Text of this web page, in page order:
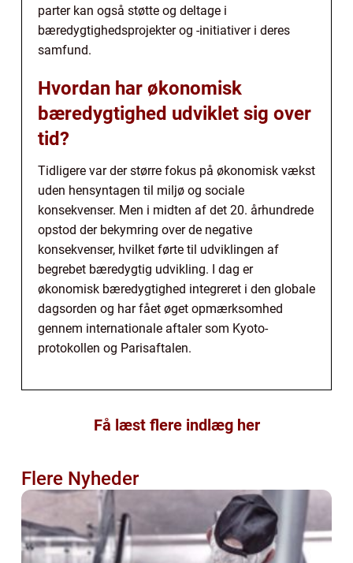
parter kan også støtte og deltage i
bæredygtighedsprojekter og -initiativer i deres
samfund.
Hvordan har økonomisk
bæredygtighed udviklet sig over
tid?
Tidligere var der større fokus på økonomisk vækst
uden hensyntagen til miljø og sociale
konsekvenser. Men i midten af det 20. århundrede
opstod der bekymring over de negative
konsekvenser, hvilket førte til udviklingen af
begrebet bæredygtig udvikling. I dag er
økonomisk bæredygtighed integreret i den globale
dagsorden og har fået øget opmærksomhed
gennem internationale aftaler som Kyoto-
protokollen og Parisaftalen.
Få læst flere indlæg her
Flere Nyheder